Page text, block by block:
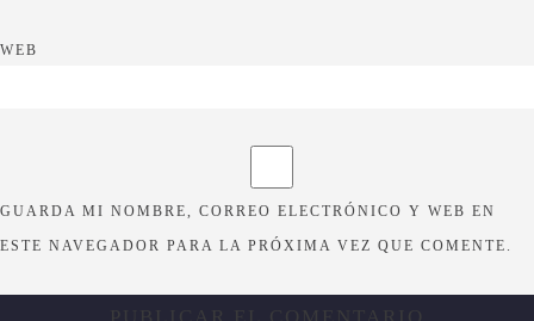
WEB
GUARDA MI NOMBRE, CORREO ELECTRÓNICO Y WEB EN
ESTE NAVEGADOR PARA LA PRÓXIMA VEZ QUE COMENTE.